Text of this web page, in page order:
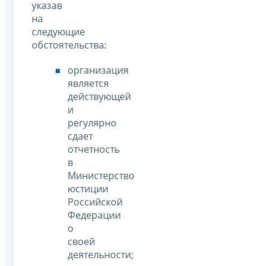
указав
на
следующие
обстоятельства:
организация
является
действующей
и
регулярно
сдает
отчетность
в
Министерство
юстиции
Российской
Федерации
о
своей
деятельности;